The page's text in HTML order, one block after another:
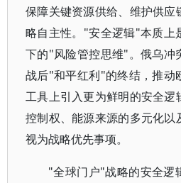
保障关键资源供给、维护供应
略自主性。"安全逻辑"本质上
下的"风险管控思维"。俄乌冲
战后"和平红利"的终结，推动
工具上引入更为鲜明的安全逻
控制权、能源来源的多元化以
视为战略优先事项。
"全球门户"战略的安全逻